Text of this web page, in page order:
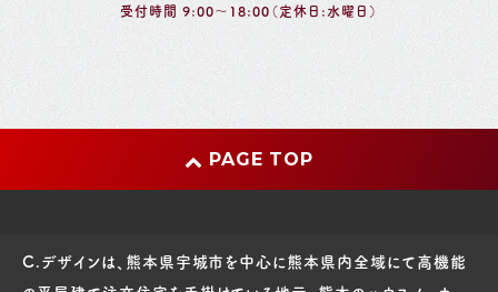
受付時間 9:00～18:00（定休日:水曜日）
PAGE TOP
C.デザインは、熊本県宇城市を中心に熊本県内全域にて高機能